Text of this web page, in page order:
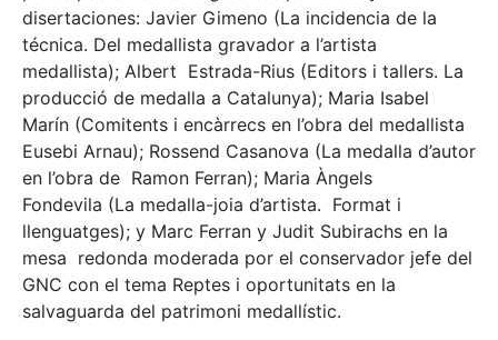
disertaciones: Javier Gimeno (La incidencia de la
técnica. Del medallista gravador a l’artista
medallista); Albert Estrada-Rius (Editors i tallers. La
producció de medalla a Catalunya); Maria Isabel
Marín (Comitents i encàrrecs en l’obra del medallista
Eusebi Arnau); Rossend Casanova (La medalla d’autor
en l’obra de Ramon Ferran); Maria Àngels
Fondevila (La medalla-joia d’artista. Format i
llenguatges); y Marc Ferran y Judit Subirachs en la
mesa redonda moderada por el conservador jefe del
GNC con el tema Reptes i oportunitats en la
salvaguarda del patrimoni medallístic.